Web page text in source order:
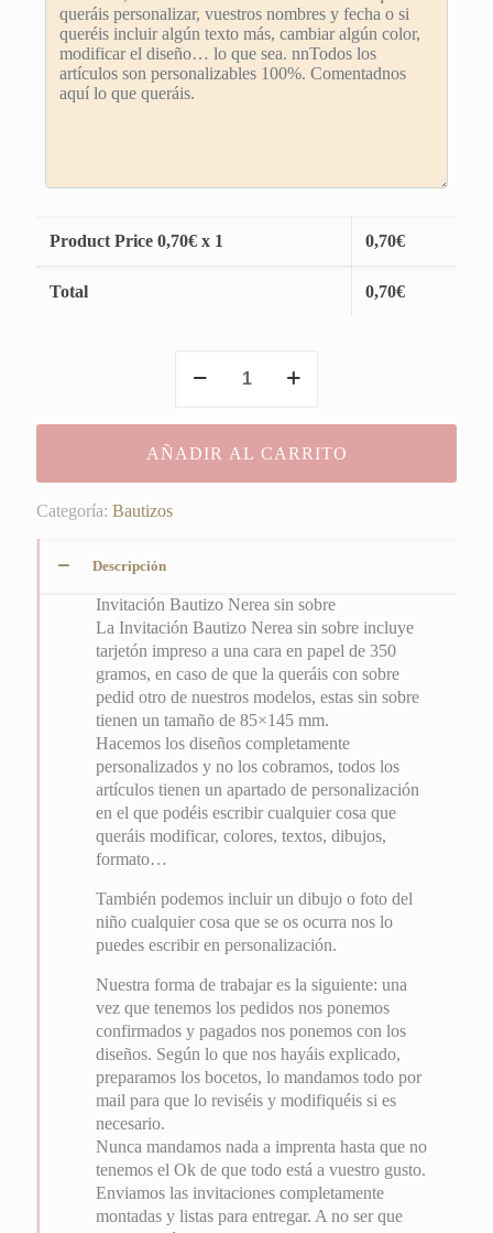
Product Price 0,70€ x 1 0,70€
Total 0,70€
Bautizo
sin
sobre
AÑADIR AL CARRITO
Categoría: Bautizos
Descripción
Invitación Bautizo Nerea sin sobre
La Invitación Bautizo Nerea sin sobre incluye
tarjetón impreso a una cara en papel de 350
gramos, en caso de que la queráis con sobre
pedid otro de nuestros modelos, estas sin sobre
tienen un tamaño de 85×145 mm.
Hacemos los diseños completamente
personalizados y no los cobramos, todos los
artículos tienen un apartado de personalización
en el que podéis escribir cualquier cosa que
queráis modificar, colores, textos, dibujos,
formato…
También podemos incluir un dibujo o foto del
niño cualquier cosa que se os ocurra nos lo
puedes escribir en personalización.
Nuestra forma de trabajar es la siguiente: una
vez que tenemos los pedidos nos ponemos
confirmados y pagados nos ponemos con los
diseños. Según lo que nos hayáis explicado,
preparamos los bocetos, lo mandamos todo por
mail para que lo reviséis y modifiquéis si es
necesario.
Nunca mandamos nada a imprenta hasta que no
tenemos el Ok de que todo está a vuestro gusto.
Enviamos las invitaciones completamente
montadas y listas para entregar. A no ser que